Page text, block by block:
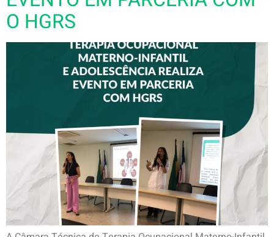
O HGRS